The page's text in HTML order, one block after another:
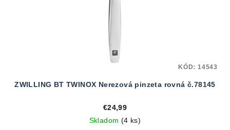
ZWILLING BT TWINOX Nerezová pinzeta rovná č.78145
€24,99
Skladom (4 ks)
KÓD: 14543